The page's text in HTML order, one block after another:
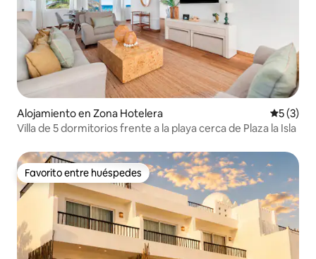
Alojamiento en Zona Hotelera
5 (3)
Villa de 5 dormitorios frente a la playa cerca de Plaza la Isla
Favorito entre huéspedes
Favorito entre huéspedes